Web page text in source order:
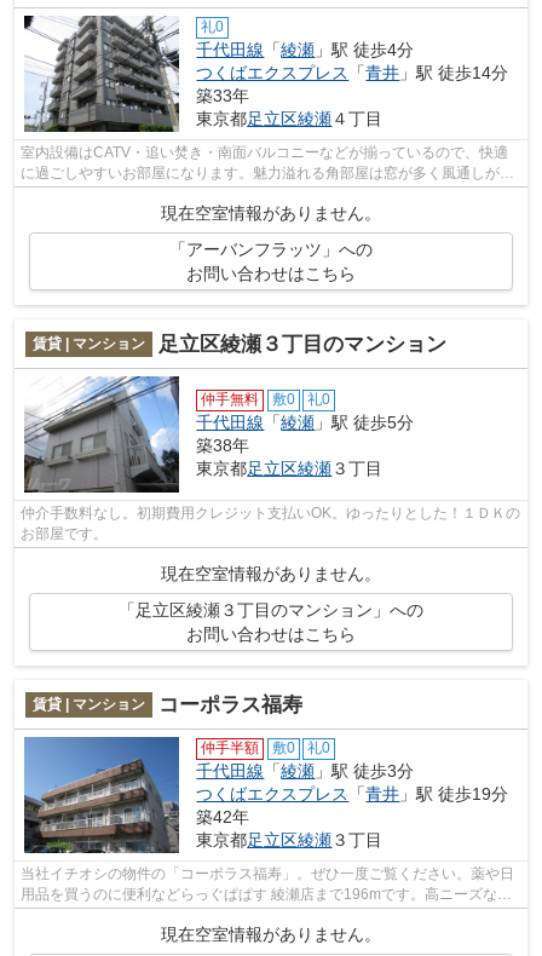
礼0
千代田線 「綾瀬 」駅 徒歩4分
つくばエクスプレス
「青井 」駅 徒歩14分
築33年
東京都足立区綾瀬４丁目
室内設備はCATV・追い焚き・南面バルコニーなどが揃っているので、快適
に過ごしやすいお部屋になります。魅力溢れる角部屋は窓が多く風通しが良
現在空室情報がありません。
「アーバンフラッツ」への
お問い合わせはこちら
賃貸 | マンション 足立区綾瀬３丁目のマンション
仲手無料 敷0 礼0
千代田線 「綾瀬 」駅 徒歩5分
築38年
東京都足立区綾瀬３丁目
仲介手数料なし。初期費用クレジット支払いOK。ゆったりとした！１ＤＫの
お部屋です。
現在空室情報がありません。
「足立区綾瀬３丁目のマンション」への
お問い合わせはこちら
賃貸 | マンション コーポラス福寿
仲手半額 敷0 礼0
千代田線 「綾瀬 」駅 徒歩3分
つくばエクスプレス
「青井 」駅 徒歩19分
築42年
東京都足立区綾瀬３丁目
当社イチオシの物件の「コーポラス福寿」。ぜひ一度ご覧ください。薬や日
用品を買うのに便利などらっぐぱぱす 綾瀬店まで196mです。高ニーズな駅
現在空室情報がありません。